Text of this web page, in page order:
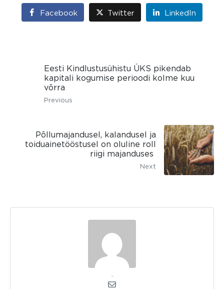
Facebook Twitter LinkedIn
Eesti Kindlustusühistu ÜKS pikendab
kapitali kogumise perioodi kolme kuu
võrra
Previous
Põllumajandusel, kalandusel ja
toiduainetööstusel on oluline roll
riigi majanduses
Next